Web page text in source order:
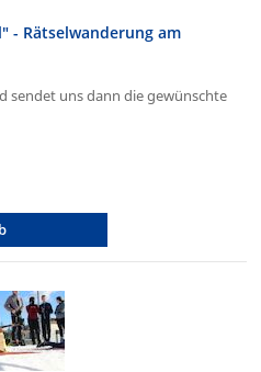
- Rätselwanderung am
sendet uns dann die gewünschte